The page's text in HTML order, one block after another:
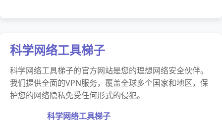
科学网络工具梯子
科学网络工具梯子的官方网站是您的理想网络安全伙伴。
我们提供全面的VPN服务，覆盖全球多个国家和地区，保
护您的网络隐私免受任何形式的侵犯。
科学网络工具梯子